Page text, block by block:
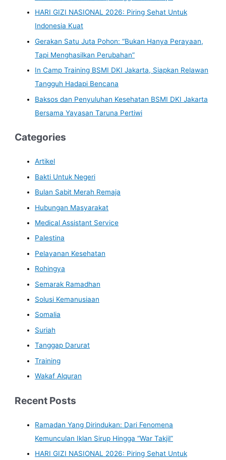
HARI GIZI NASIONAL 2026: Piring Sehat Untuk
Indonesia Kuat
Gerakan Satu Juta Pohon: “Bukan Hanya Perayaan,
Tapi Menghasilkan Perubahan”
In Camp Training BSMI DKI Jakarta, Siapkan Relawan
Tangguh Hadapi Bencana
Baksos dan Penyuluhan Kesehatan BSMI DKI Jakarta
Bersama Yayasan Taruna Pertiwi
Categories
Artikel
Bakti Untuk Negeri
Bulan Sabit Merah Remaja
Hubungan Masyarakat
Medical Assistant Service
Palestina
Pelayanan Kesehatan
Rohingya
Semarak Ramadhan
Solusi Kemanusiaan
Somalia
Suriah
Tanggap Darurat
Training
Wakaf Alquran
Recent Posts
Ramadan Yang Dirindukan: Dari Fenomena
Kemunculan Iklan Sirup Hingga “War Takjil”
HARI GIZI NASIONAL 2026: Piring Sehat Untuk